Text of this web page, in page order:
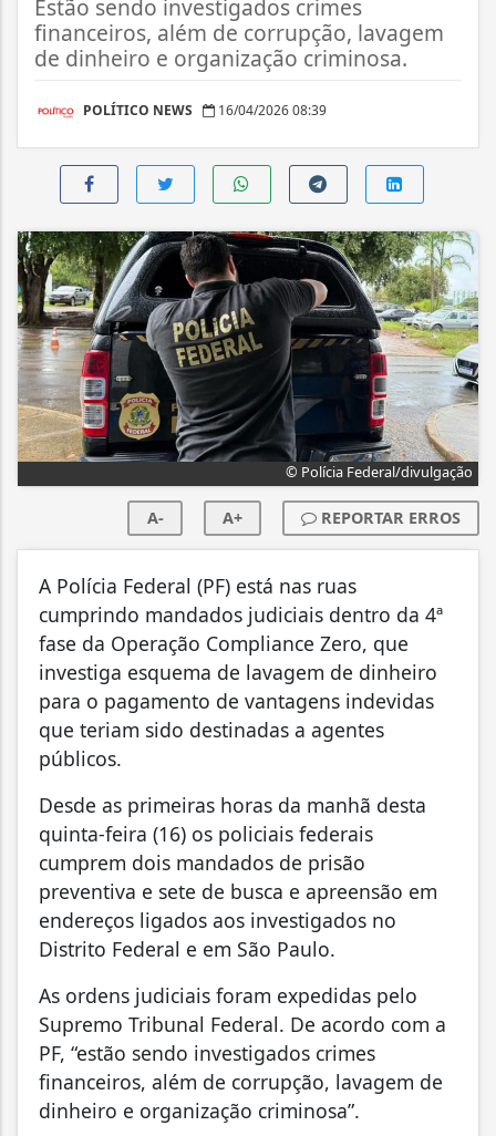
Estão sendo investigados crimes
financeiros, além de corrupção, lavagem
de dinheiro e organização criminosa.
POLÍTICO NEWS 16/04/2026 08:39
© Polícia Federal/divulgação
A- A+ REPORTAR ERROS
A Polícia Federal (PF) está nas ruas
cumprindo mandados judiciais dentro da 4ª
fase da Operação Compliance Zero, que
investiga esquema de lavagem de dinheiro
para o pagamento de vantagens indevidas
que teriam sido destinadas a agentes
públicos.
Desde as primeiras horas da manhã desta
quinta-feira (16) os policiais federais
cumprem dois mandados de prisão
preventiva e sete de busca e apreensão em
endereços ligados aos investigados no
Distrito Federal e em São Paulo.
As ordens judiciais foram expedidas pelo
Supremo Tribunal Federal. De acordo com a
PF, “estão sendo investigados crimes
financeiros, além de corrupção, lavagem de
dinheiro e organização criminosa”.